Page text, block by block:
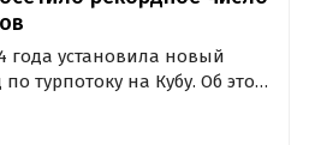
года установила новый
турпотоку на Кубу. Об этом
туризму посольства